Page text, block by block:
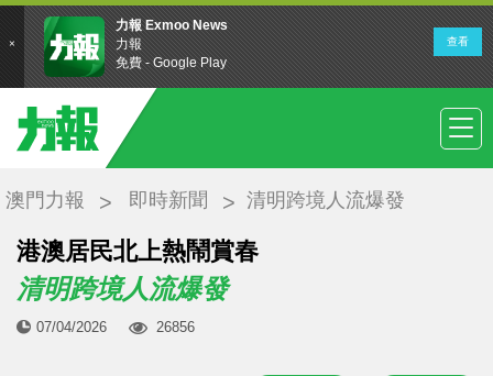
澳門力報 即時新聞 清明跨境人流爆發
港澳居民北上熱鬧賞春
清明跨境人流爆發
07/04/2026 26856